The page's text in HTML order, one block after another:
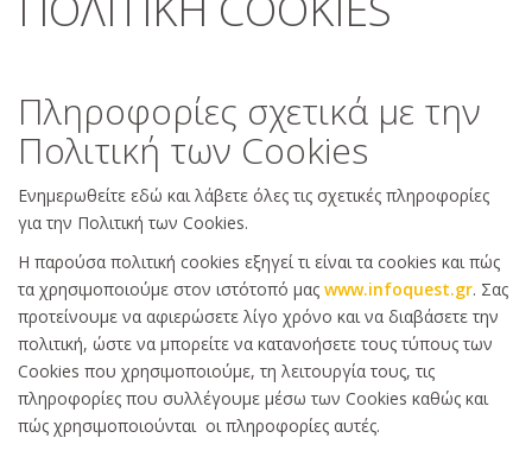
Πληροφορίες σχετικά με την
Πολιτική των Cookies
Ενημερωθείτε εδώ και λάβετε όλες τις σχετικές πληροφορίες
για την Πολιτική των Cookies.
Η παρούσα πολιτική cookies εξηγεί τι είναι τα cookies και πώς
τα χρησιμοποιούμε στον ιστότοπό μας www.infoquest.gr. Σας
προτείνουμε να αφιερώσετε λίγο χρόνο και να διαβάσετε την
πολιτική, ώστε να μπορείτε να κατανοήσετε τους τύπους των
Cookies που χρησιμοποιούμε, τη λειτουργία τους, τις
πληροφορίες που συλλέγουμε μέσω των Cookies καθώς και
πώς χρησιμοποιούνται οι πληροφορίες αυτές.